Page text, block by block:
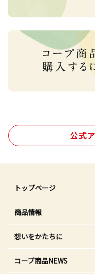
公式
トップページ
商品情報
想いをかたちに
コープ商品NEWS